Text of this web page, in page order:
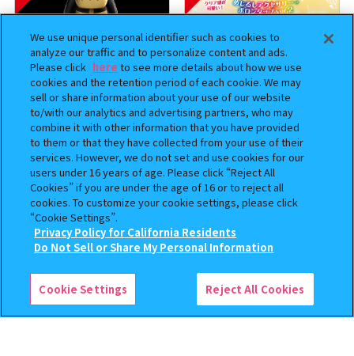
BOUNTY HUNTER 『スカル
くん』ミニチュアフィギュアコ
レクション２
オンライン 500 円
おジャ魔女どれみ めじるし
アクセサリー ポロンタップ
ver. 2
オンライン
予約 予約
この商品が売っているお店
We use unique personal identifier such as cookies to
analyze our traffic and to personalize content and ads.
Please click here to see more details about how we use
cookies and the retention period of each cookie. We may
sell or share information about your use of our website
to/with our analytics and advertising partners, who may
combine it with other information that you have provided
to them or that they have collected from your use of their
services. However, we do not set and use cookies for our
users under 16 years of age. Please click “Reject All
Cookies” if you are under the age of 16 or to reject all
cookies. To customize your cookie settings, please click
“Cookie Settings”.
Privacy Policy for California Residents
Do Not Sell or Share My Personal Information
Cookie Settings Reject All Cookies